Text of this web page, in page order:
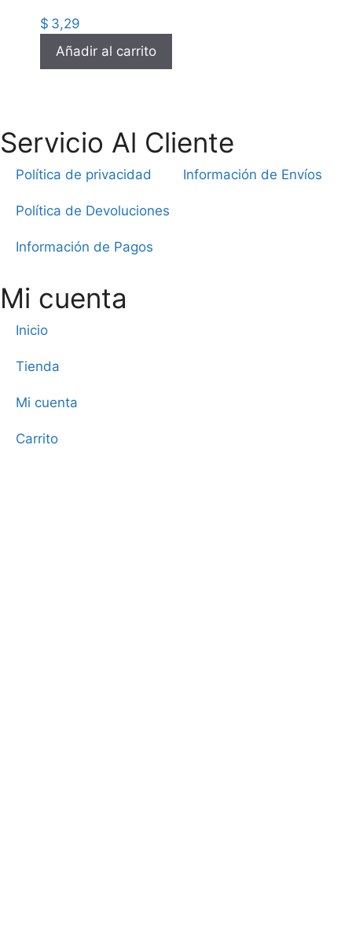
$ 3,29
Añadir al carrito
Servicio Al Cliente
Política de privacidad Información de Envíos
Política de Devoluciones
Información de Pagos
Mi cuenta
Inicio
Tienda
Mi cuenta
Carrito